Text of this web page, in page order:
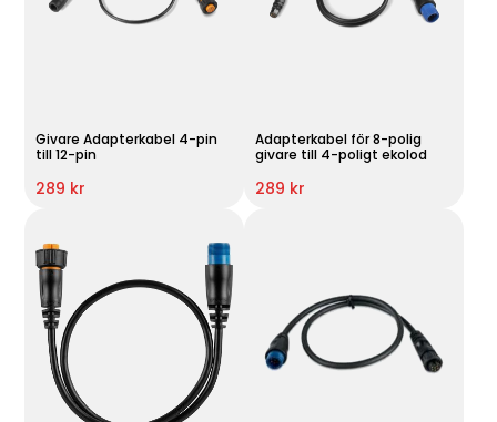
Givare Adapterkabel 4-pin
till 12-pin
289 kr
Adapterkabel för 8-polig
givare till 4-poligt ekolod
289 kr